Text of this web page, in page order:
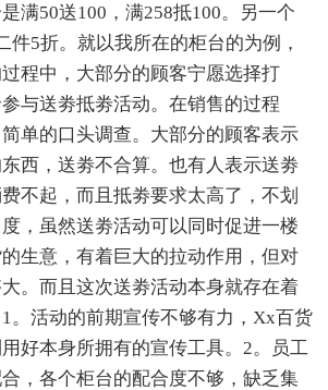
满50送100，满258抵100。另一个
件5折。就以我所在的柜台的为例，
程中，大部分的顾客宁愿选择打
与送劵抵劵活动。在销售的过程
单的口头调查。大部分的顾客表示
西，送劵不合算。也有人表示送劵
不起，而且抵劵要求太高了，不划
，虽然送劵活动可以同时促进一楼
生意，有着巨大的拉动作用，但对
。而且这次送劵活动本身就存在着
。活动的前期宣传不够有力，Xx百货
好本身所拥有的宣传工具。2。员工
，各个柜台的配合度不够，缺乏集